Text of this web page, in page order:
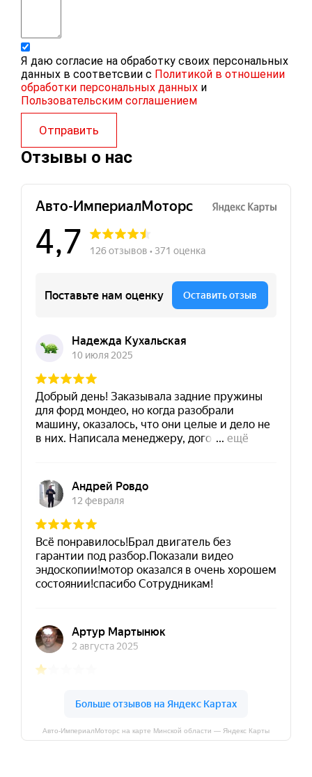
Я даю согласие на обработку своих персональных
данных в соответсвии с Политикой в отношении
обработки персональных данных и
Пользовательским соглашением
Отправить
Отзывы о нас
Авто-ИмпериалМоторс на карте Минской области — Яндекс Карты